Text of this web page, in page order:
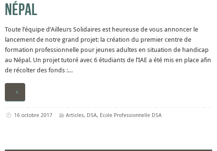
Népal
Toute l’équipe d’Ailleurs Solidaires est heureuse de vous annoncer le
lancement de notre grand projet: la création du premier centre de
formation professionnelle pour jeunes adultes en situation de handicap
au Népal. Un projet tutoré avec 6 étudiants de l’IAE a été mis en place afin
de récolter des fonds :…
16 octobre 2017 Articles, DSA, Ecole Professionnelle DSA